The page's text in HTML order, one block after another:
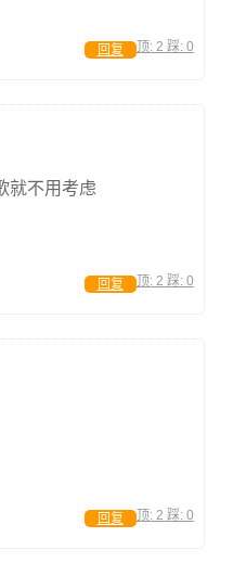
顶: 2 踩: 0
回复
就不用考虑
顶: 2 踩: 0
回复
顶: 2 踩: 0
回复